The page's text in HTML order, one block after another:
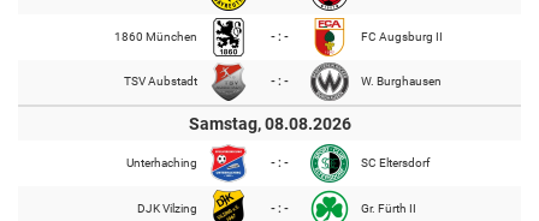
1860 München - : - FC Augsburg II
TSV Aubstadt - : - W. Burghausen
Samstag, 08.08.2026
Unterhaching - : - SC Eltersdorf
DJK Vilzing - : - Gr. Fürth II